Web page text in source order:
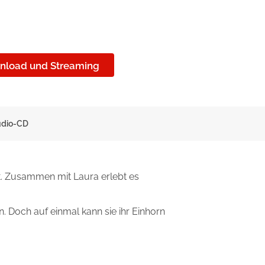
und Streaming
CD
Zusammen mit Laura erlebt es
Doch auf einmal kann sie ihr Einhorn